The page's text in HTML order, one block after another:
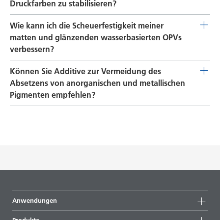
192erzielen.
Druckfarben zu stabilisieren?
Wir empfehlenDISPERBYK-190für wasserbasierte
Pigmentkonzentrate (harzfrei), für harzhaltige Konzentrate
empfehlen wir
Wie kann ich die Scheuerfestigkeit meiner
matten und glänzenden wasserbasierten OPVs
verbessern?
Wir empfehlenAQUACER 530für hochglänzende OPVs
undAQUAMAT 272 Nfür halbglänzende bis matte OPVs.
Können Sie Additive zur Vermeidung des
Absetzens von anorganischen und metallischen
Pigmenten empfehlen?
Anwendungen